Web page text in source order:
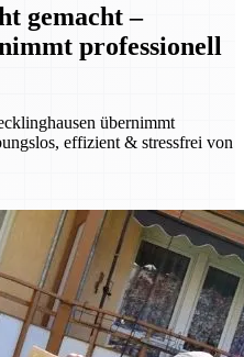
gemacht –
professionell
übernimmt
effizient & stressfrei von